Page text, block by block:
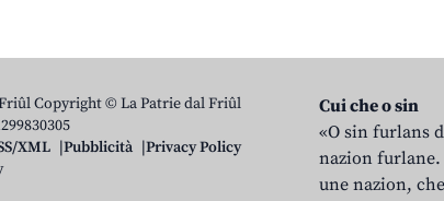
Copyright © La Patrie dal Friûl
XML Pubblicità
Privacy Policy
Cui che o sin
«O sin furlans
nazion furlane.
une nazion,